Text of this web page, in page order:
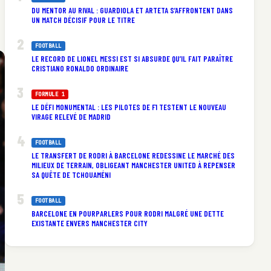
DU MENTOR AU RIVAL : GUARDIOLA ET ARTETA S’AFFRONTENT DANS
UN MATCH DÉCISIF POUR LE TITRE
FOOTBALL
LE RECORD DE LIONEL MESSI EST SI ABSURDE QU’IL FAIT PARAÎTRE
CRISTIANO RONALDO ORDINAIRE
FORMULE 1
LE DÉFI MONUMENTAL : LES PILOTES DE F1 TESTENT LE NOUVEAU
VIRAGE RELEVÉ DE MADRID
FOOTBALL
LE TRANSFERT DE RODRI À BARCELONE REDESSINE LE MARCHÉ DES
MILIEUX DE TERRAIN, OBLIGEANT MANCHESTER UNITED À REPENSER
SA QUÊTE DE TCHOUAMÉNI
FOOTBALL
BARCELONE EN POURPARLERS POUR RODRI MALGRÉ UNE DETTE
EXISTANTE ENVERS MANCHESTER CITY